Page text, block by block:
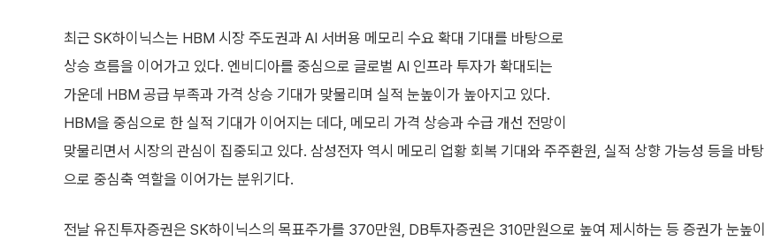
최근 SK하이닉스는 HBM 시장 주도권과 AI 서버용 메모리 수요 확대 기대를 바탕으로
상승 흐름을 이어가고 있다. 엔비디아를 중심으로 글로벌 AI 인프라 투자가 확대되는
가운데 HBM 공급 부족과 가격 상승 기대가 맞물리며 실적 눈높이가 높아지고 있다.
HBM을 중심으로 한 실적 기대가 이어지는 데다, 메모리 가격 상승과 수급 개선 전망이
맞물리면서 시장의 관심이 집중되고 있다. 삼성전자 역시 메모리 업황 회복 기대와 주주환원, 실적 상향 가능성 등을 바탕
으로 중심축 역할을 이어가는 분위기다.
전날 유진투자증권은 SK하이닉스의 목표주가를 370만원, DB투자증권은 310만원으로 높여 제시하는 등 증권가 눈높이